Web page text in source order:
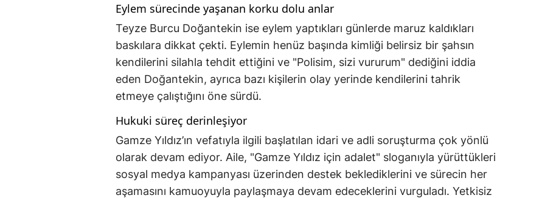
Eylem sürecinde yaşanan korku dolu anlar
Teyze Burcu Doğantekin ise eylem yaptıkları günlerde maruz kaldıkları
baskılara dikkat çekti. Eylemin henüz başında kimliği belirsiz bir şahsın
kendilerini silahla tehdit ettiğini ve "Polisim, sizi vururum" dediğini iddia
eden Doğantekin, ayrıca bazı kişilerin olay yerinde kendilerini tahrik
etmeye çalıştığını öne sürdü.
Hukuki süreç derinleşiyor
Gamze Yıldız’ın vefatıyla ilgili başlatılan idari ve adli soruşturma çok yönlü
olarak devam ediyor. Aile, "Gamze Yıldız için adalet" sloganıyla yürüttükleri
sosyal medya kampanyası üzerinden destek beklediklerini ve sürecin her
aşamasını kamuoyuyla paylaşmaya devam edeceklerini vurguladı. Yetkisiz